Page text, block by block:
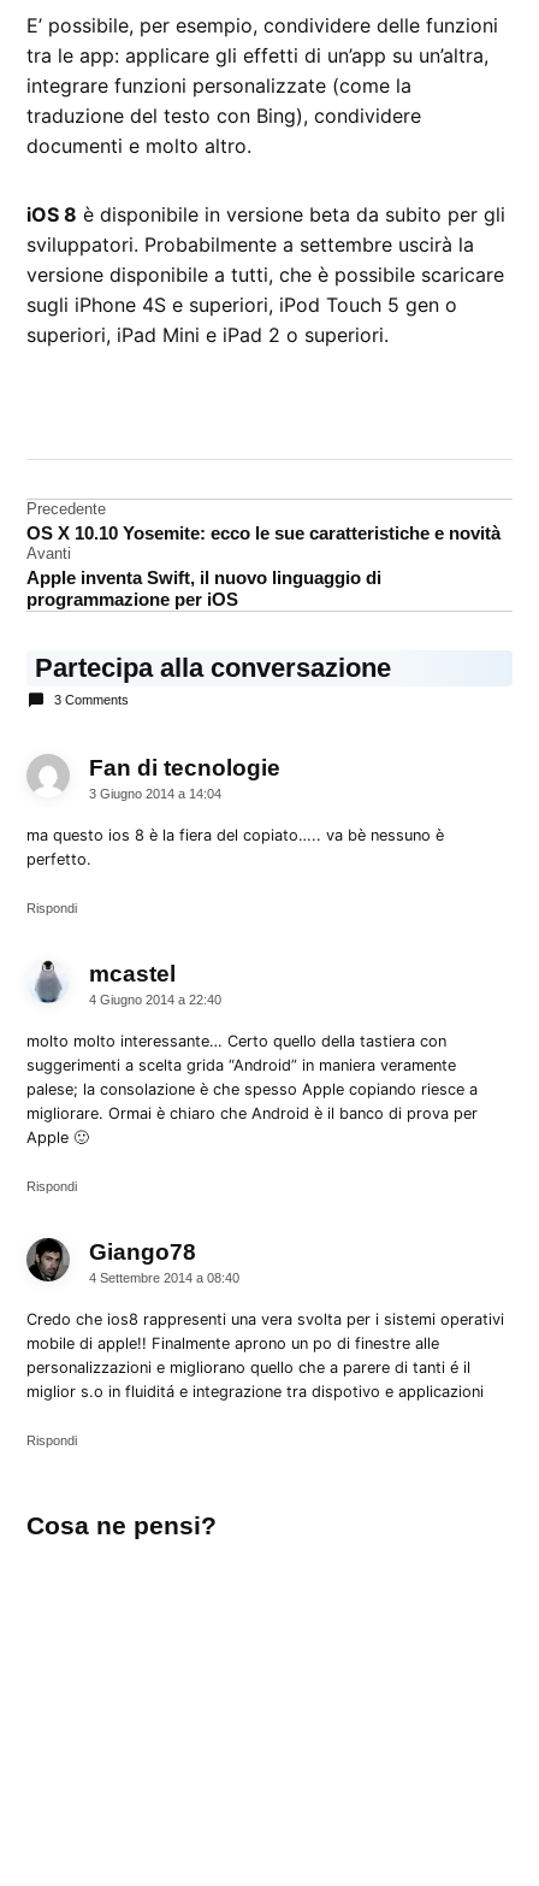
E’ possibile, per esempio, condividere delle funzioni
tra le app: applicare gli effetti di un’app su un’altra,
integrare funzioni personalizzate (come la
traduzione del testo con Bing), condividere
documenti e molto altro.
iOS 8 è disponibile in versione beta da subito per gli
sviluppatori. Probabilmente a settembre uscirà la
versione disponibile a tutti, che è possibile scaricare
sugli iPhone 4S e superiori, iPod Touch 5 gen o
superiori, iPad Mini e iPad 2 o superiori.
Navigazione
articoli
Precedente
OS X 10.10 Yosemite: ecco le sue caratteristiche e novità
Avanti
Apple inventa Swift, il nuovo linguaggio di
programmazione per iOS
Partecipa alla conversazione
3 Comments
Fan di tecnologie
3 Giugno 2014 a 14:04
ma questo ios 8 è la fiera del copiato….. va bè nessuno è
perfetto.
Rispondi
mcastel
4 Giugno 2014 a 22:40
molto molto interessante… Certo quello della tastiera con
suggerimenti a scelta grida “Android” in maniera veramente
palese; la consolazione è che spesso Apple copiando riesce a
migliorare. Ormai è chiaro che Android è il banco di prova per
Apple 🙂
Rispondi
Giango78
4 Settembre 2014 a 08:40
Credo che ios8 rappresenti una vera svolta per i sistemi operativi
mobile di apple!! Finalmente aprono un po di finestre alle
personalizzazioni e migliorano quello che a parere di tanti é il
miglior s.o in fluiditá e integrazione tra dispotivo e applicazioni
Rispondi
un
Cosa ne pensi?